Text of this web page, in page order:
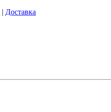
| Доставка